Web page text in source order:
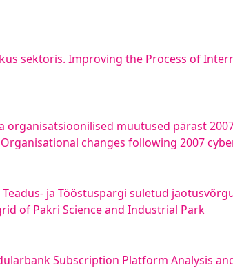
sektoris. Improving the Process of
organisatsioonilised muutused pärast
changes following 2007
ja Tööstuspargi suletud
of Pakri Science and Industrial Park
Subscription Platform Analysis